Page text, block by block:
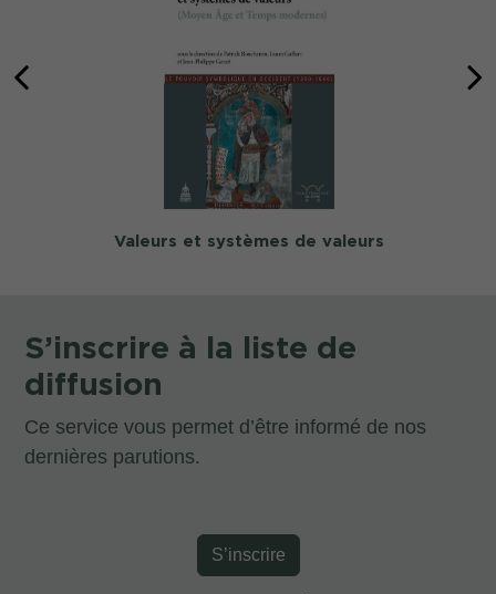
Valeurs et systèmes de valeurs
S’inscrire à la liste de
diffusion
Ce service vous permet d’être informé de nos
dernières parutions.
S’inscrire